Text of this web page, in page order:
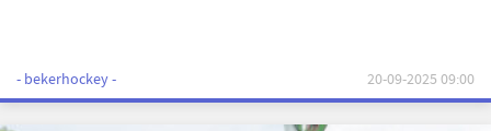
- bekerhockey - 20-09-2025 09:00